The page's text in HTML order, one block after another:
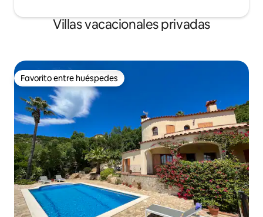
Villas vacacionales privadas
Favorito entre huéspedes
Favorito entre huéspedes